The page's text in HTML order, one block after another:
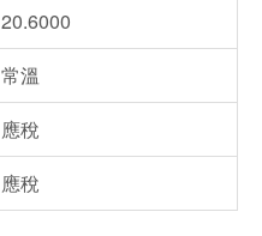
20.6000
常溫
應稅
應稅